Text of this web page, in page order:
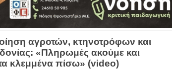
αγροτών, κτηνοτρόφων και
«Πληρωμές ακούμε και
κλεμμένα πίσω» (video)